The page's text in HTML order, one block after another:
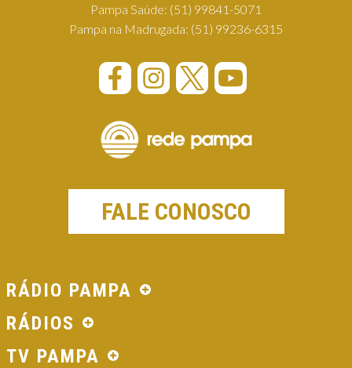
Pampa Saúde: (51) 99841-5071
Pampa na Madrugada: (51) 99236-6315
FALE CONOSCO
RÁDIO PAMPA
RÁDIOS
TV PAMPA